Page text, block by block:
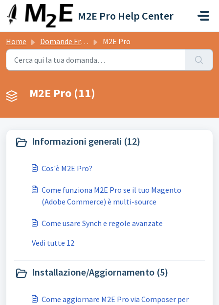
Salta al contenuto principale
M2E Pro Help Center
Home Domande Frequenti (FAQ) M2E Pro
M2E Pro (11)
Informazioni generali (12)
Cos'è M2E Pro?
Come funziona M2E Pro se il tuo Magento
(Adobe Commerce) è multi-source
Come usare Synch e regole avanzate
Vedi tutte 12
Installazione/Aggiornamento (5)
Come aggiornare M2E Pro via Composer per